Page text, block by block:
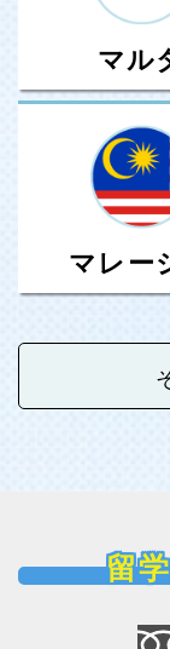
マル
マレー
留